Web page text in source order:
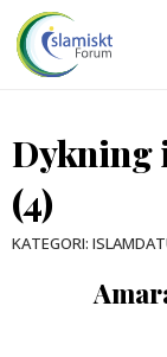
Dykning
(4)
KATEGORI: ISLAM